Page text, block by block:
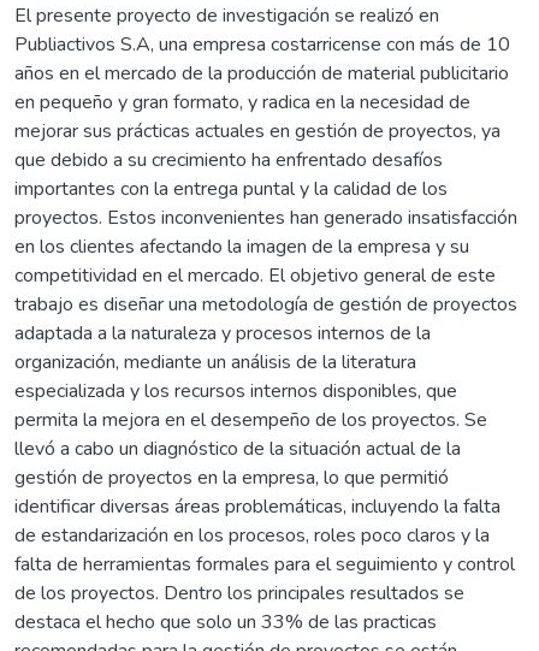
El presente proyecto de investigación se realizó en
Publiactivos S.A, una empresa costarricense con más de 10
años en el mercado de la producción de material publicitario
en pequeño y gran formato, y radica en la necesidad de
mejorar sus prácticas actuales en gestión de proyectos, ya
que debido a su crecimiento ha enfrentado desafíos
importantes con la entrega puntal y la calidad de los
proyectos. Estos inconvenientes han generado insatisfacción
en los clientes afectando la imagen de la empresa y su
competitividad en el mercado. El objetivo general de este
trabajo es diseñar una metodología de gestión de proyectos
adaptada a la naturaleza y procesos internos de la
organización, mediante un análisis de la literatura
especializada y los recursos internos disponibles, que
permita la mejora en el desempeño de los proyectos. Se
llevó a cabo un diagnóstico de la situación actual de la
gestión de proyectos en la empresa, lo que permitió
identificar diversas áreas problemáticas, incluyendo la falta
de estandarización en los procesos, roles poco claros y la
falta de herramientas formales para el seguimiento y control
de los proyectos. Dentro los principales resultados se
destaca el hecho que solo un 33% de las practicas